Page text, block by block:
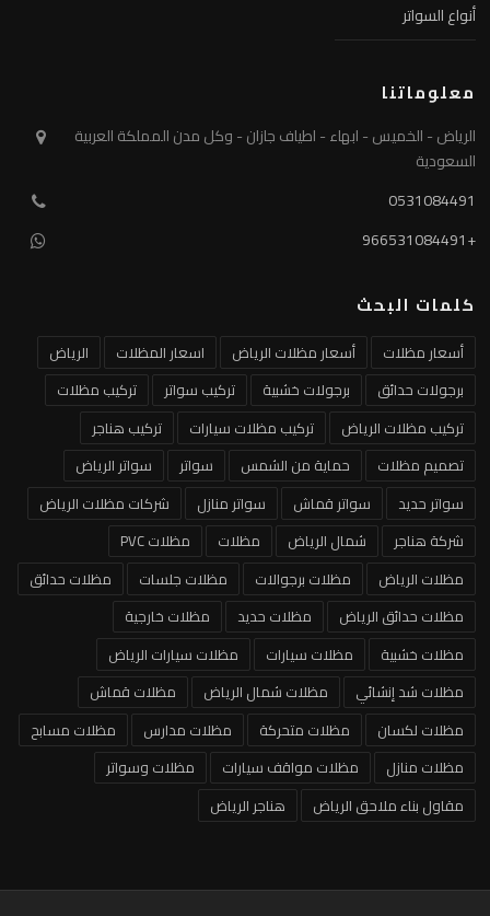
أنواع السواتر
معلوماتنا
الرياض - الخميس - ابهاء - اطياف جازان - وكل مدن المملكة العربية
السعودية
0531084491
+966531084491
كلمات البحث
أسعار مظلات أسعار مظلات الرياض اسعار المظلات
الرياض
برجولات حدائق
برجولات خشبية تركيب سواتر
تركيب مظلات
تركيب مظلات الرياض
تركيب مظلات سيارات
تركيب هناجر
تصميم مظلات
حماية من الشمس سواتر
سواتر الرياض
سواتر حديد
سواتر قماش سواتر منازل
شركات مظلات الرياض
شركة هناجر
شمال الرياض مظلات
مظلات PVC
مظلات الرياض
مظلات برجوالات مظلات جلسات
مظلات حدائق
مظلات حدائق الرياض
مظلات حديد
مظلات خارجية
مظلات خشبية
مظلات سيارات
مظلات سيارات الرياض
مظلات شد إنشائي
مظلات شمال الرياض
مظلات قماش
مظلات لكسان
مظلات متحركة مظلات مدارس
مظلات مسابح
مظلات منازل
مظلات مواقف سيارات
مظلات وسواتر
مقاول بناء ملاحق الرياض
هناجر الرياض